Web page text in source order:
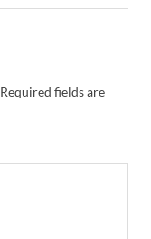
Required fields are